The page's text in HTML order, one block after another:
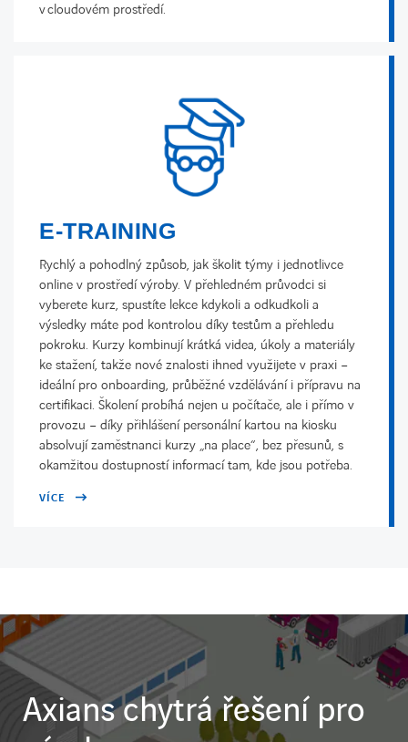
v cloudovém prostředí.
E-TRAINING
Rychlý a pohodlný způsob, jak školit týmy i jednotlivce
online v prostředí výroby. V přehledném průvodci si
vyberete kurz, spustíte lekce kdykoli a odkudkoli a
výsledky máte pod kontrolou díky testům a přehledu
pokroku. Kurzy kombinují krátká videa, úkoly a materiály
ke stažení, takže nové znalosti ihned využijete v praxi –
ideální pro onboarding, průběžné vzdělávání i přípravu na
certifikaci. Školení probíhá nejen u počítače, ale i přímo v
provozu – díky přihlášení personální kartou na kiosku
absolvují zaměstnanci kurzy „na place“, bez přesunů, s
okamžitou dostupností informací tam, kde jsou potřeba.
VÍCE
Axians chytrá řešení pro